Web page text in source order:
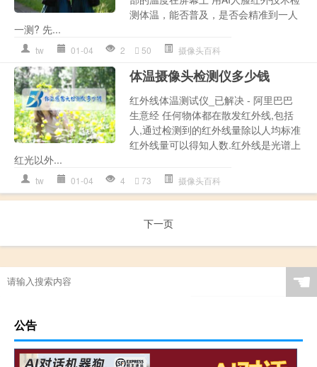
测体温，能否普及，是否会精准到一人
一测? 先...
tw 01-04 2 50 摄像头百科
体温摄像头检测仪多少钱
红外线体温测试仪_已解决 - 阿里巴巴
生意经 任何物体都在散发红外线,包括
人,通过检测到的红外线量除以人均标准
红外线量可以得知人数.红外线是光谱上
红光以外...
tw 01-04 4 73 摄像头百科
下一页
☚
公告